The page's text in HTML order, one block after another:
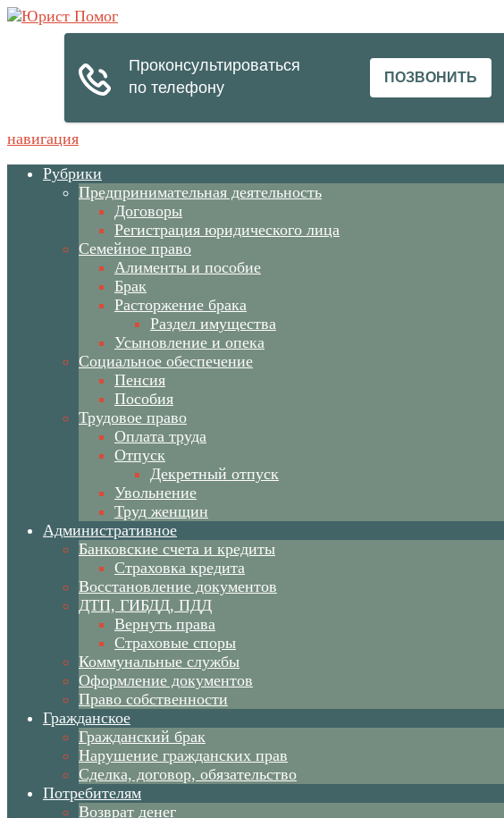
навигация
Рубрики
Предпринимательная деятельность
Договоры
Регистрация юридического лица
Семейное право
Алименты и пособие
Брак
Расторжение брака
Раздел имущества
Усыновление и опека
Социальное обеспечение
Пенсия
Пособия
Трудовое право
Оплата труда
Отпуск
Декретный отпуск
Увольнение
Труд женщин
Административное
Банковские счета и кредиты
Страховка кредита
Восстановление документов
ДТП, ГИБДД, ПДД
Вернуть права
Страховые споры
Коммунальные службы
Оформление документов
Право собственности
Гражданское
Гражданский брак
Нарушение гражданских прав
Сделка, договор, обязательство
Потребителям
Возврат денег